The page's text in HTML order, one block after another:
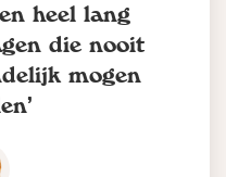
heel lang
die nooit
mogen